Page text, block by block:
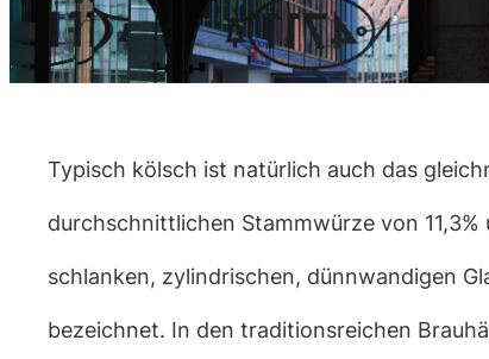
Typisch kölsch ist natürlich auch das
durchschnittlichen Stammwürze von
schlanken, zylindrischen, dünnwandigen
bezeichnet. In den traditionsreichen